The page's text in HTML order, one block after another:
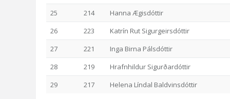
25
214
Hanna Ægisdóttir
26
223
Katrín Rut Sigurgeirsdóttir
27
221
Inga Birna Pálsdóttir
28
219
Hrafnhildur Sigurðardóttir
29
217 Helena Líndal Baldvinsdóttir